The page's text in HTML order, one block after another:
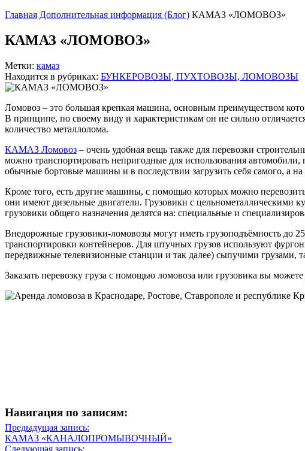
Главная Дополнительная информация (Блог) КАМАЗ «ЛОМОВОЗ»
КАМАЗ «ЛОМОВОЗ»
Метки: камаз
Находится в рубриках: БУНКЕРОВОЗЫ, ПУХТОВОЗЫ, ЛОМОВОЗЫ
Ломовоз – это большая крепкая машина, основным преимуществом
В принципе, по своему виду и характеристикам он не сильно
количество металлолома.
КАМАЗ Ломовоз – очень удобная вещь также для перевозки
можно транспортировать непригодные для использования
обычные бортовые машины и в последствии загрузить себя самого, а
Кроме того, есть другие машины, с помощью которых можно
они имеют дизельные двигатели. Грузовики с цельнометаллическими
грузовики общего назначения делятся на: специальные и
Внедорожные грузовики-ломовозы могут иметь грузоподъёмность до
транспортировки контейнеров. Для штучных грузов используют
передвижные телевизионные станции и так далее) сыпучими грузами,
Заказать перевозку груза с помощью ломовоза или грузовика вы
Навигация по записям:
Навигация
по
Предыдущая запись:
Предыдущая
запись
КАМАЗ «КАНАЛОПРОМЫВОЧНЫЙ»
Следующая запись: